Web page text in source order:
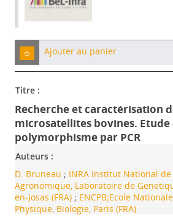
Ajouter au panier
Titre :
Recherche et caractérisation
microsatellites bovines. Etude
polymorphisme par PCR
Auteurs :
D. Bruneau ; INRA Institut National
Agronomique, Laboratoire de
en-Josas (FRA) ; ENCPB;Ecole
Physique, Biologie, Paris (FRA)